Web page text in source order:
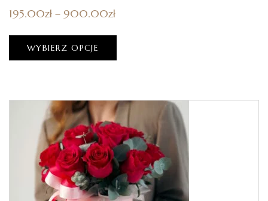
195.00zł – 900.00zł
WYBIERZ OPCJE